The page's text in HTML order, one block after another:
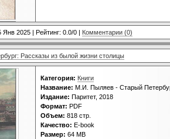
Янв 2025 | Рейтинг: 0.0/0 | Комментарии (0)
Рассказы из былой жизни столицы
Категория: Книги
Название: М.И. Пыляев - Старый
Издание: Паритет, 2018
Формат: PDF
Объем: 818 стр.
Качество: E-book
Размер: 64 МВ